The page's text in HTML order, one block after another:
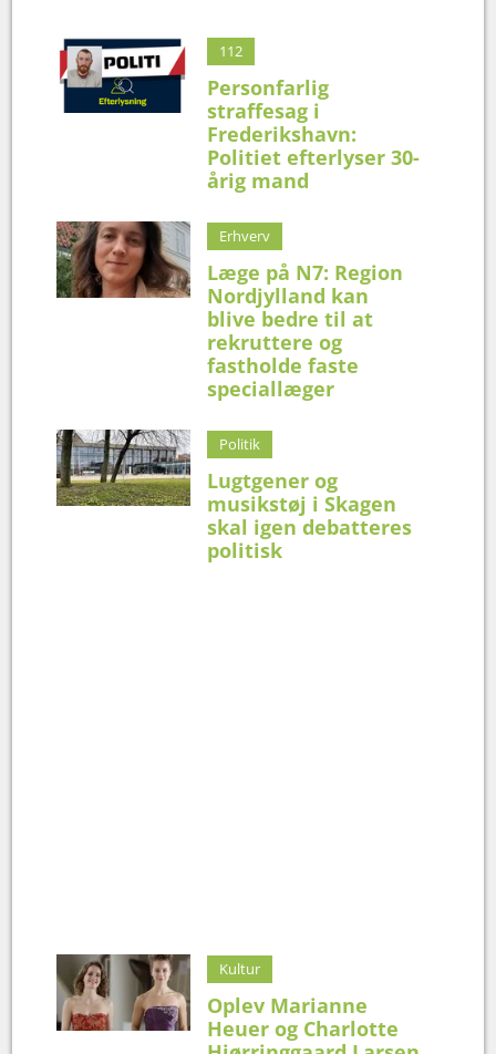
112
Personfarlig
straffesag i
Frederikshavn:
Politiet efterlyser 30-
årig mand
Erhverv
Læge på N7: Region
Nordjylland kan
blive bedre til at
rekruttere og
fastholde faste
speciallæger
Politik
Lugtgener og
musikstøj i Skagen
skal igen debatteres
politisk
Kultur
Oplev Marianne
Heuer og Charlotte